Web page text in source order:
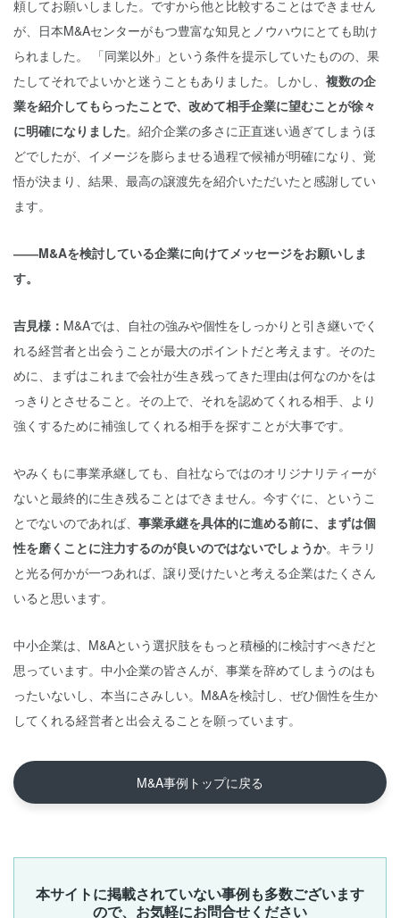
頼してお願いしました。ですから他と比較することはできません
が、日本M&Aセンターがもつ豊富な知見とノウハウにとても助け
られました。 「同業以外」という条件を提示していたものの、果
たしてそれでよいかと迷うこともありました。しかし、 複数の企
業を紹介してもらったことで、改めて相手企業に望むことが徐々
に明確になりました。紹介企業の多さに正直迷い過ぎてしまうほ
どでしたが、イメージを膨らませる過程で候補が明確になり、覚
悟が決まり、結果、最高の譲渡先を紹介いただいたと感謝してい
ます。
――M&Aを検討している企業に向けてメッセージをお願いしま
す。
吉見様： M&Aでは、自社の強みや個性をしっかりと引き継いでく
れる経営者と出会うことが最大のポイントだと考えます。そのた
めに、まずはこれまで会社が生き残ってきた理由は何なのかをは
っきりとさせること。その上で、それを認めてくれる相手、より
強くするために補強してくれる相手を探すことが大事です。
やみくもに事業承継しても、自社ならではのオリジナリティーが
ないと最終的に生き残ることはできません。今すぐに、というこ
とでないのであれば、 事業承継を具体的に進める前に、まずは個
性を磨くことに注力するのが良いのではないでしょうか。キラリ
と光る何かが一つあれば、譲り受けたいと考える企業はたくさん
いると思います。
中小企業は、M&Aという選択肢をもっと積極的に検討すべきだと
思っています。中小企業の皆さんが、事業を辞めてしまうのはも
ったいないし、本当にさみしい。M&Aを検討し、ぜひ個性を生か
してくれる経営者と出会えることを願っています。
M&A事例トップに戻る
本サイトに掲載されていない事例も多数ございます
ので、お気軽にお問合せください